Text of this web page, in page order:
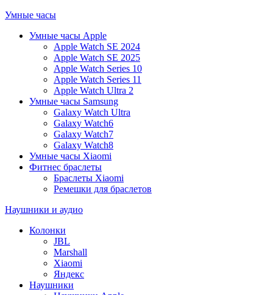
Умные часы
Умные часы Apple
Apple Watch SE 2024
Apple Watch SE 2025
Apple Watch Series 10
Apple Watch Series 11
Apple Watch Ultra 2
Умные часы Samsung
Galaxy Watch Ultra
Galaxy Watch6
Galaxy Watch7
Galaxy Watch8
Умные часы Xiaomi
Фитнес браслеты
Браслеты Xiaomi
Ремешки для браслетов
Наушники и аудио
Колонки
JBL
Marshall
Xiaomi
Яндекс
Наушники